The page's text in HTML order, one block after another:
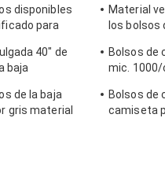
disponibles
para
40" de
baja
de la baja
gris material
Material
los bolsos
Bolsos de
mic. 1000/
Bolsos de
camiseta